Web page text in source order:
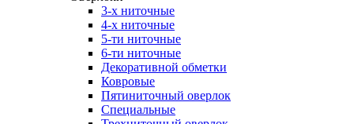
3-х ниточные
4-х ниточные
5-ти ниточные
6-ти ниточные
Декоративной обметки
Ковровые
Пятиниточный оверлок
Специальные